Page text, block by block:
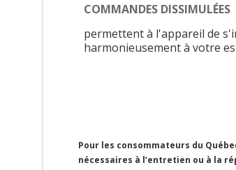
COMMANDES DISSIMULÉES
permettent à l'appareil de
harmonieusement à votre
Pour les consommateurs du
nécessaires à l’entretien ou à la